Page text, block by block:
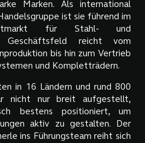
Marken. Als international
ist sie führend im
für Stahl- und
Geschäftsfeld reicht vom
bis hin zum Vertrieb
und Kompletträdern.
in 16 Ländern und rund 800
nicht nur breit aufgestellt,
bestens positioniert, um
aktiv zu gestalten. Der
ins Führungsteam reiht sich